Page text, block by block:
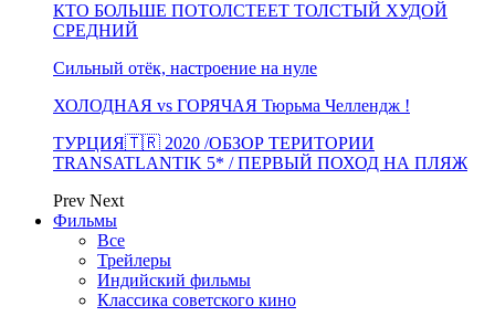
КТО БОЛЬШЕ ПОТОЛСТЕЕТ ТОЛСТЫЙ ХУДОЙ
СРЕДНИЙ
Сильный отёк, настроение на нуле
ХОЛОДНАЯ vs ГОРЯЧАЯ Тюрьма Челлендж !
ТУРЦИЯ🇹🇷 2020 /ОБЗОР ТЕРИТОРИИ
TRANSATLANTIK 5* / ПЕРВЫЙ ПОХОД НА ПЛЯЖ
Prev Next
Фильмы
Все
Трейлеры
Индийский фильмы
Классика советского кино